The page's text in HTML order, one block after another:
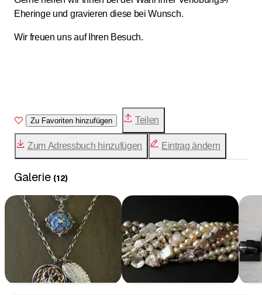
Eheringe und gravieren diese bei Wunsch.
Wir freuen uns auf Ihren Besuch.
Zu Favoriten hinzufügen Teilen
Zum Adressbuch hinzufügen Eintrag ändern
Galerie (12)